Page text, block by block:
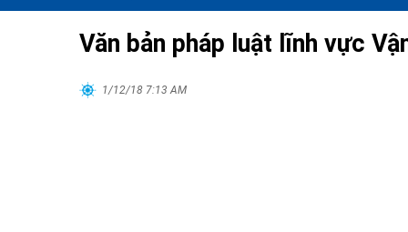
Văn bản pháp luật lĩnh vực
1/12/18 7:13 AM